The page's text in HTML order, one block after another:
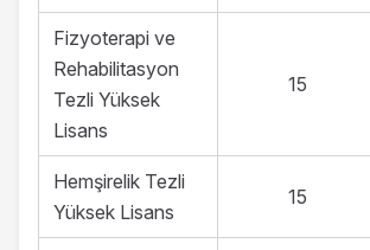
Fizyoterapi ve
Rehabilitasyon
Tezli Yüksek
Lisans
15
Hemşirelik Tezli
Yüksek Lisans
15